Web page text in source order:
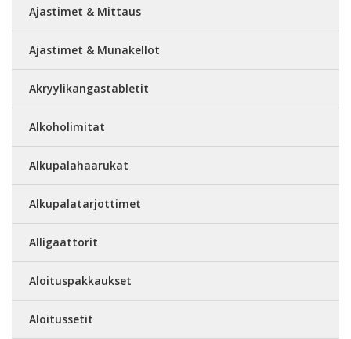
Ajastimet & Mittaus
Ajastimet & Munakellot
Akryylikangastabletit
Alkoholimitat
Alkupalahaarukat
Alkupalatarjottimet
Alligaattorit
Aloituspakkaukset
Aloitussetit